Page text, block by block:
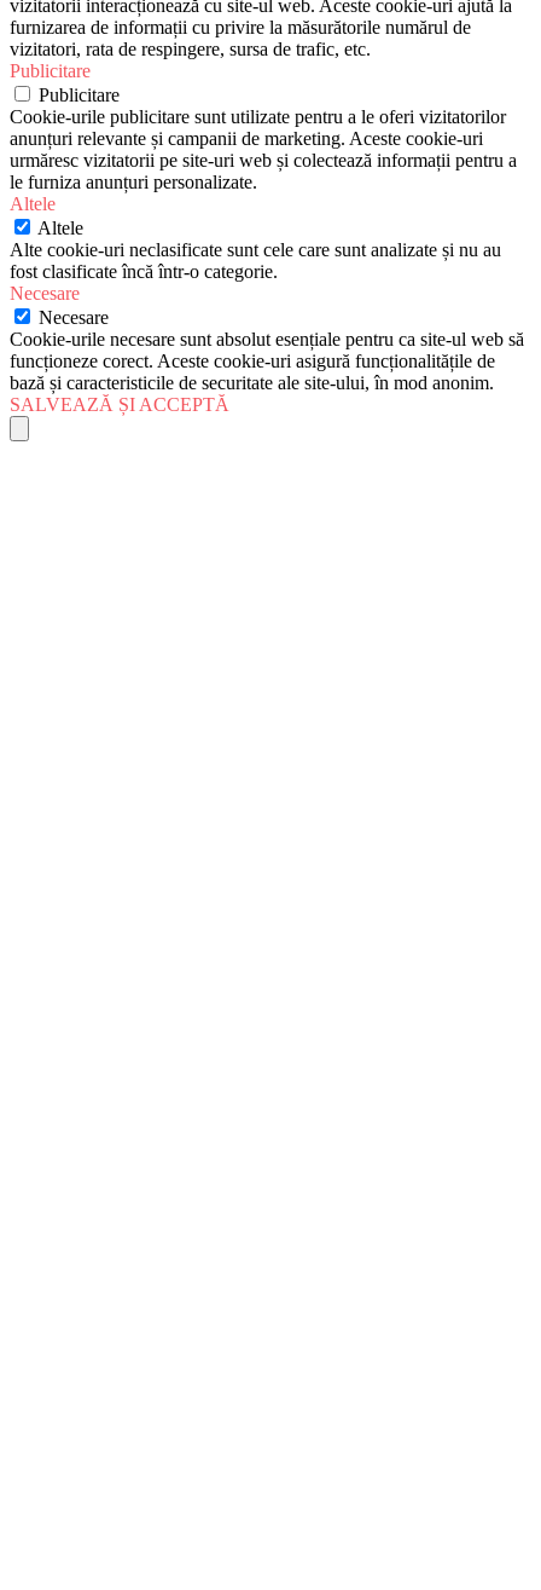
vizitatorii interacționează cu site-ul web. Aceste cookie-uri ajută la
furnizarea de informații cu privire la măsurătorile numărul de
vizitatori, rata de respingere, sursa de trafic, etc.
Publicitare
Publicitare
Cookie-urile publicitare sunt utilizate pentru a le oferi vizitatorilor
anunțuri relevante și campanii de marketing. Aceste cookie-uri
urmăresc vizitatorii pe site-uri web și colectează informații pentru a
le furniza anunțuri personalizate.
Altele
Altele
Alte cookie-uri neclasificate sunt cele care sunt analizate și nu au
fost clasificate încă într-o categorie.
Necesare
Necesare
Cookie-urile necesare sunt absolut esențiale pentru ca site-ul web să
funcționeze corect. Aceste cookie-uri asigură funcționalitățile de
bază și caracteristicile de securitate ale site-ului, în mod anonim.
SALVEAZĂ ȘI ACCEPTĂ